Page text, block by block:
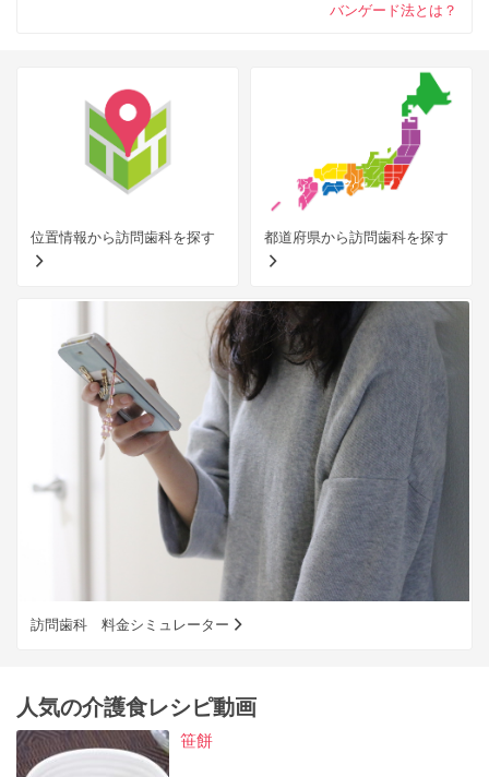
バンゲード法とは？
位置情報から訪問歯科を探す 都道府県から訪問歯科を探す
訪問歯科 料金シミュレーター
人気の介護食レシピ動画
笹餅